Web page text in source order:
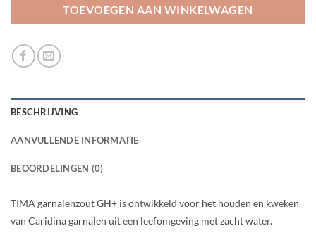
TOEVOEGEN AAN WINKELWAGEN
BESCHRIJVING
AANVULLENDE INFORMATIE
BEOORDELINGEN (0)
TIMA garnalenzout GH+ is ontwikkeld voor het houden en kweken
van Caridina garnalen uit een leefomgeving met zacht water.